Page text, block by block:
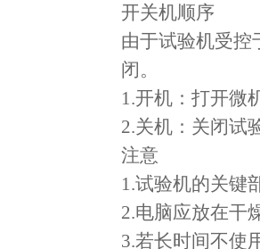
开关机顺序
由于试验机受控
闭。
1.开机：打开微
2.关机：关闭试
注意
1.试验机的关键
2.电脑应放在干
3.若长时间不使